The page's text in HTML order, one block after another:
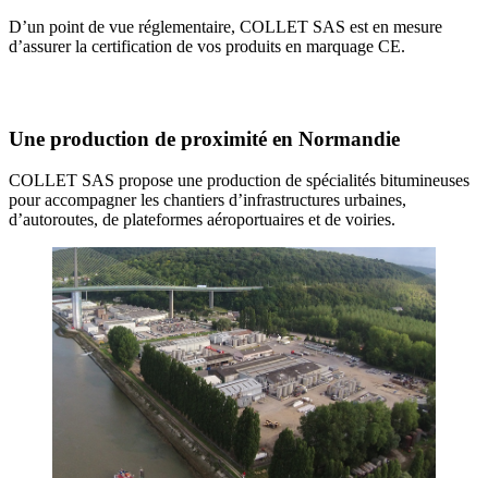
D’un point de vue réglementaire, COLLET SAS est en mesure
d’assurer la certification de vos produits en marquage CE.
Une production de proximité en Normandie
COLLET SAS propose une production de spécialités bitumineuses
pour accompagner les chantiers d’infrastructures urbaines,
d’autoroutes, de plateformes aéroportuaires et de voiries.